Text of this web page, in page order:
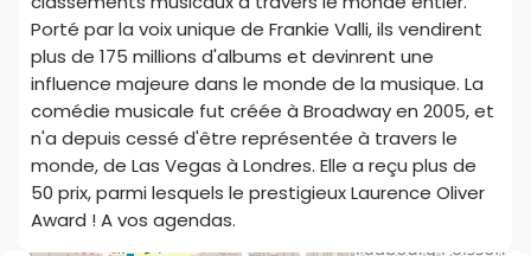
Porté par la voix unique de Frankie Valli, ils vendirent
plus de 175 millions d'albums et devinrent une
influence majeure dans le monde de la musique. La
comédie musicale fut créée à Broadway en 2005, et
n'a depuis cessé d'être représentée à travers le
monde, de Las Vegas à Londres. Elle a reçu plus de
50 prix, parmi lesquels le prestigieux Laurence Oliver
Award ! A vos agendas.